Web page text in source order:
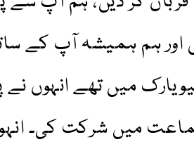
اور ہم ہمیشہ آپ کے
میں تھے انہوں